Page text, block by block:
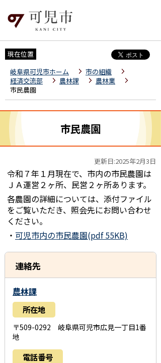
現在位置
岐阜県可児市ホーム
市の組織
経済交流部
農林課
農林業
市民農園
市民農園
更新日:2025年2月3日
令和７年１月現在で、市内の市民農園は
ＪＡ運営２ヶ所、民営２ヶ所あります。
各農園の詳細については、添付ファイル
をご覧いただき、照会先にお問い合わせ
ください。
・ 可児市内の市民農園(pdf 55KB)
連絡先
農林課
所在地
〒509-0292 岐阜県可児市広見一丁目1番
地
電話番号